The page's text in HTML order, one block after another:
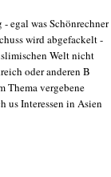
egal was Schönrechner
wird abgefackelt -
Welt nicht
oder anderen B
Thema vergebene
us Interessen in Asien